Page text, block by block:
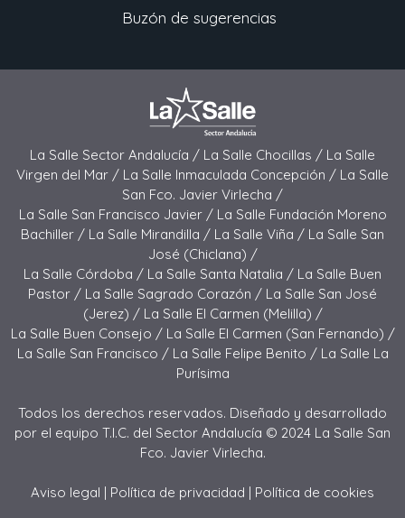
Buzón de sugerencias
La Salle Sector Andalucía / La Salle Chocillas / La Salle
Virgen del Mar / La Salle Inmaculada Concepción / La Salle
San Fco. Javier Virlecha /
La Salle San Francisco Javier / La Salle Fundación Moreno
Bachiller / La Salle Mirandilla / La Salle Viña / La Salle San
José (Chiclana) /
La Salle Córdoba / La Salle Santa Natalia / La Salle Buen
Pastor / La Salle Sagrado Corazón / La Salle San José
(Jerez) / La Salle El Carmen (Melilla) /
La Salle Buen Consejo / La Salle El Carmen (San Fernando) /
La Salle San Francisco / La Salle Felipe Benito / La Salle La
Purísima
Todos los derechos reservados. Diseñado y desarrollado
por el equipo T.I.C. del Sector Andalucía © 2024 La Salle San
Fco. Javier Virlecha.
Aviso legal Política de privacidad Política de cookies